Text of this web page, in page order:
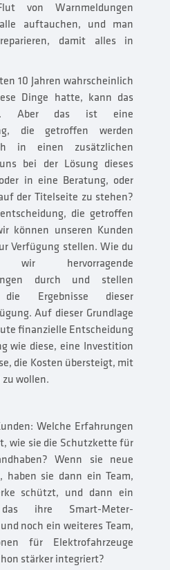
von Warnmeldungen
auftauchen, und man
damit alles in
10 Jahren wahrscheinlich
Dinge hatte, kann das
Aber das ist eine
die getroffen werden
in einen zusätzlichen
bei der Lösung dieses
in eine Beratung, oder
der Titelseite zu stehen?
die getroffen
können unseren Kunden
Verfügung stellen. Wie du
hervorragende
durch und stellen
Ergebnisse dieser
Auf dieser Grundlage
finanzielle Entscheidung
wie diese, eine Investition
die Kosten übersteigt, mit
zu wollen.
Welche Erfahrungen
wie sie die Schutzkette für
Wenn sie neue
haben sie dann ein Team,
schützt, und dann ein
ihre Smart-Meter-
noch ein weiteres Team,
für Elektrofahrzeuge
stärker integriert?